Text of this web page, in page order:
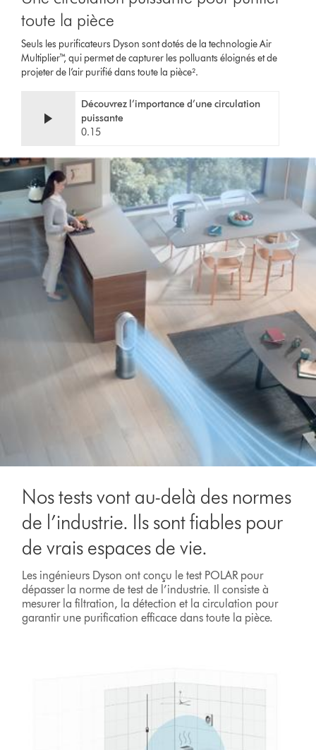
toute la pièce
Seuls les purificateurs Dyson sont dotés de la technologie Air
Multiplier™, qui permet de capturer les polluants éloignés et de
projeter de l’air purifié dans toute la pièce².
Découvrez l’importance d’une circulation
puissante
0.15
Nos tests vont au-delà des normes
de l’industrie. Ils sont fiables pour
de vrais espaces de vie.
Les ingénieurs Dyson ont conçu le test POLAR pour
dépasser la norme de test de l’industrie. Il consiste à
mesurer la filtration, la détection et la circulation pour
garantir une purification efficace dans toute la pièce.